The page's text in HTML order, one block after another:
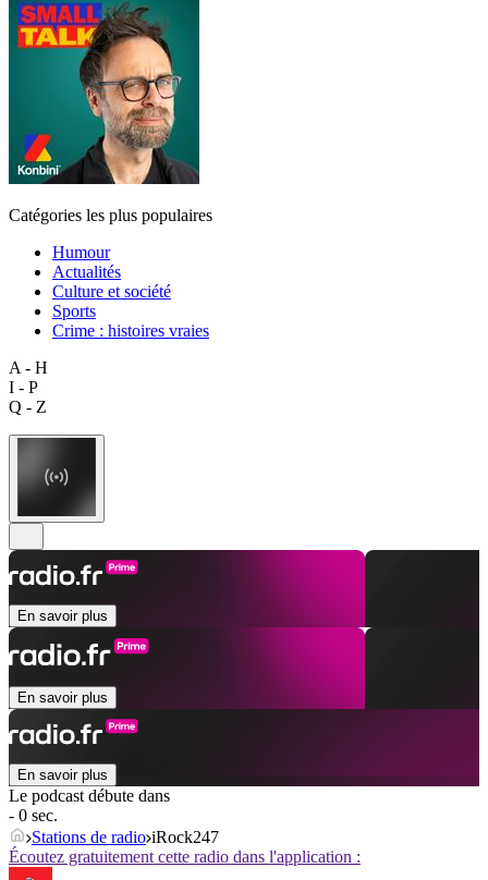
Catégories les plus populaires
Humour
Actualités
Culture et société
Sports
Crime : histoires vraies
A - H
I - P
Q - Z
En savoir plus
En savoir plus
En savoir plus
Le podcast débute dans
- 0 sec.
Stations de radio iRock247
Écoutez gratuitement cette radio dans l'application :